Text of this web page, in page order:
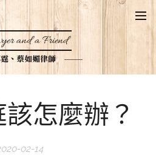
and a Friend
、蔡如媚律師
怎麼辦？
02-14